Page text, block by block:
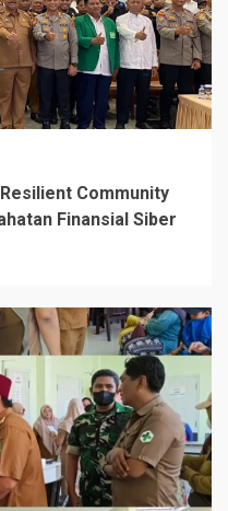
Community
Finansial Siber